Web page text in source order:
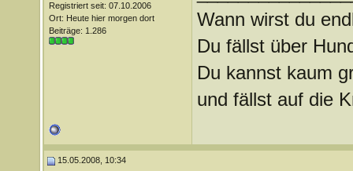
Registriert seit: 07.10.2006
Ort: Heute hier morgen dort
Beiträge: 1.286
Wann wirst du
Du fällst über
Du kannst kaum
und fällst auf die
15.05.2008, 10:34